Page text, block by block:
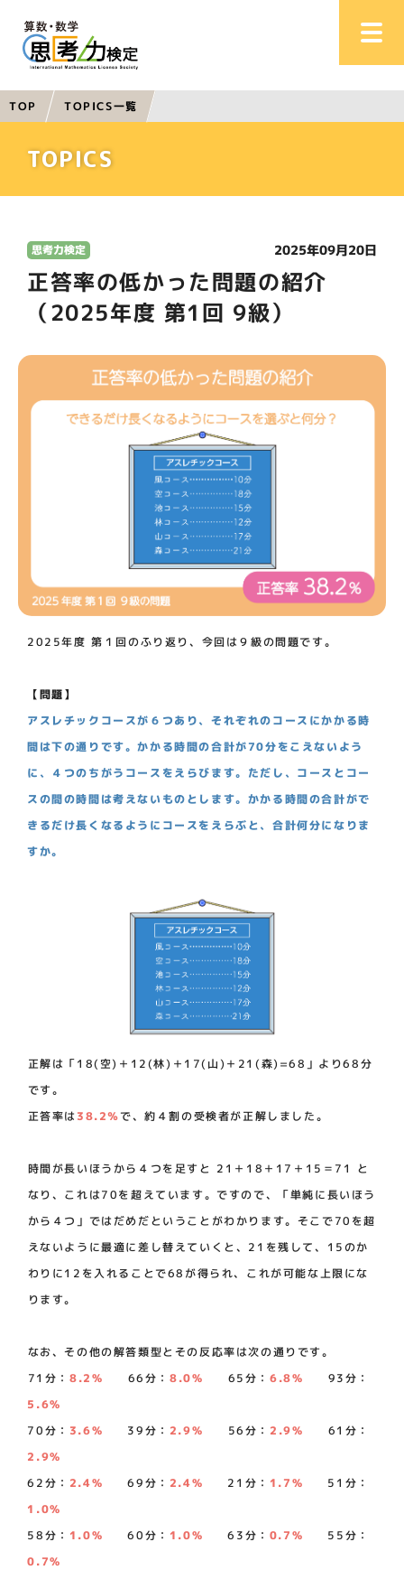
TOP TOPICS一覧
TOPICS
思考力検定 2025年09月20日
正答率の低かった問題の紹介
（2025年度 第1回 9級）
2025年度 第１回のふり返り、今回は９級の問題です。
【問題】
アスレチックコースが６つあり、それぞれのコースにかかる時
間は下の通りです。かかる時間の合計が70分をこえないよう
に、４つのちがうコースをえらびます。ただし、コースとコー
スの間の時間は考えないものとします。かかる時間の合計がで
きるだけ長くなるようにコースをえらぶと、合計何分になりま
すか。
正解は「18(空)＋12(林)＋17(山)＋21(森)=68」より68分
です。
正答率は 38.2％で、約４割の受検者が正解しました。
時間が長いほうから４つを足すと 21＋18＋17＋15＝71 と
なり、これは70を超えています。ですので、「単純に長いほう
から４つ」ではだめだということがわかります。そこで70を超
えないように最適に差し替えていくと、21を残して、15のか
わりに12を入れることで68が得られ、これが可能な上限にな
ります。
なお、その他の解答類型とその反応率は次の通りです。
71分： 8.2% 66分： 8.0% 65分： 6.8% 93分：
5.6%
70分： 3.6% 39分： 2.9% 56分： 2.9% 61分：
2.9%
62分： 2.4% 69分： 2.4% 21分： 1.7% 51分：
1.0%
58分： 1.0% 60分： 1.0% 63分： 0.7% 55分：
0.7%